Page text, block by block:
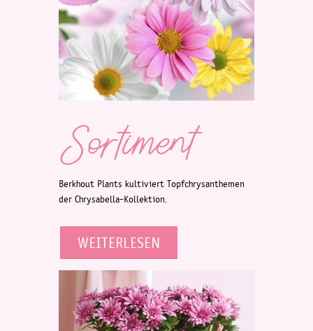
Sortiment
Berkhout Plants kultiviert Topfchrysanthemen
der Chrysabella-Kollektion.
WEITERLESEN